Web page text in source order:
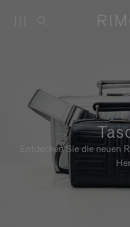
Entdecken Sie die neuen